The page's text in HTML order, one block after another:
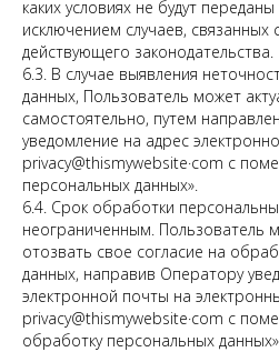
каких условиях не будут
исключением случаев, связанных
действующего законодательства.
6.3. В случае выявления
данных, Пользователь может
самостоятельно, путем
уведомление на адрес
privacy@thismywebsite·com с
персональных данных».
6.4. Срок обработки
неограниченным. Пользователь
отозвать свое согласие на
данных, направив Оператору
электронной почты на
privacy@thismywebsite·com с
обработку персональных